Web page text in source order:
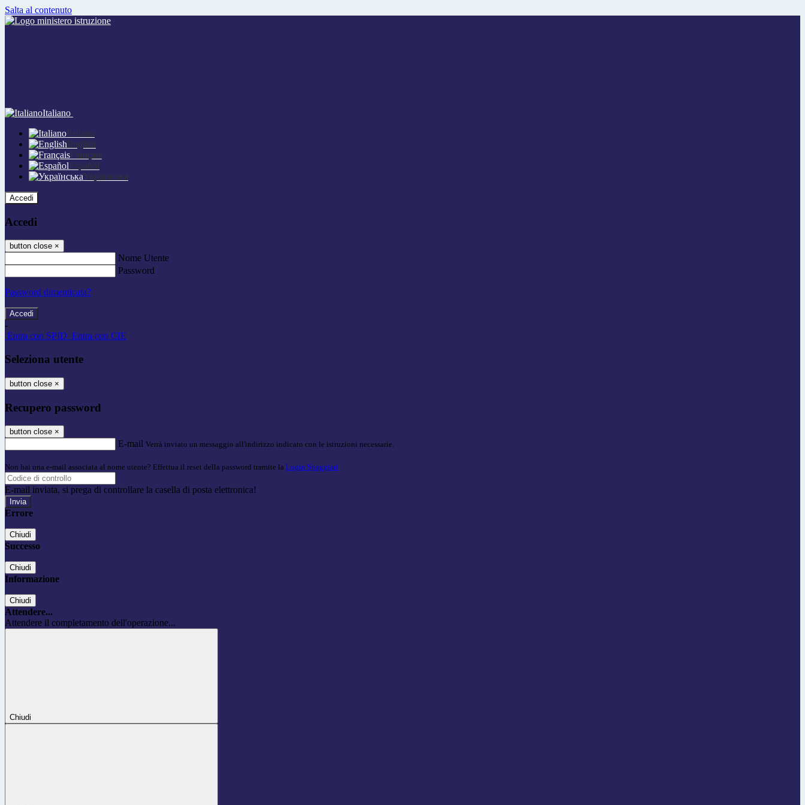
Salta al contenuto
Italiano
Italiano
English
Français
Español
Українська
Accedi
Accedi
button close ×
Nome Utente
Password
Password dimenticata?
-
Entra con SPID Entra con CIE
Seleziona utente
button close ×
Recupero password
button close ×
E-mail Verrà inviato un messaggio all'indirizzo indicato con le istruzioni necessarie.
Non hai una e-mail associata al nome utente? Effettua il reset della password tramite la Login Spaggiari
E-mail inviata, si prega di controllare la casella di posta elettronica!
Errore
Chiudi
Successo
Chiudi
Informazione
Chiudi
Attendere...
Attendere il completamento dell'operazione...
Chiudi